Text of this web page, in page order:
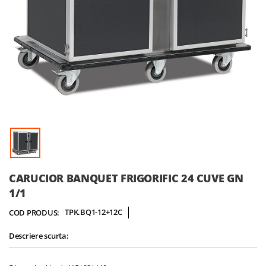
Skip
to
the
beginning
the
images
CARUCIOR BANQUET FRIGORIFIC 24 CUVE GN
1/1
COD PRODUS: TPK.BQ1-12+12C
Descriere scurta: